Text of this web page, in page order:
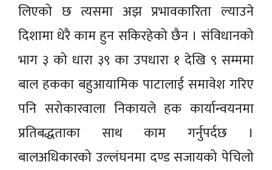
लिएको छ त्यसमा अझ प्रभावकारिता ल्याउने
दिशामा धेरै काम हुन सकिरहेको छैन । संविधानको
भाग ३ को धारा ३९ का उपधारा १ देखि ९ सम्ममा
बाल हकका बहुआयामिक पाटालाई समावेश गरिए
पनि सरोकारवाला निकायले हक कार्यान्वयनमा
प्रतिबद्धताका साथ काम गर्नुपर्दछ ।
बालअधिकारको उल्लंघनमा दण्ड सजायको पेचिलो